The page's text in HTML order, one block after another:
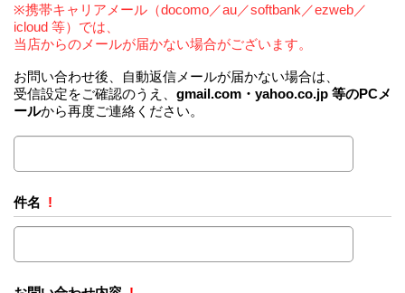
※携帯キャリアメール（docomo／au／softbank／ezweb／
icloud 等）では、
当店からのメールが届かない場合がございます。
お問い合わせ後、自動返信メールが届かない場合は、
受信設定をご確認のうえ、 gmail.com・yahoo.co.jp 等のPCメ
ールから再度ご連絡ください。
件名 !